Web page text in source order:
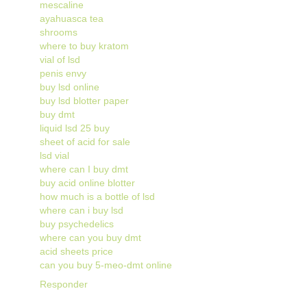
mescaline
ayahuasca tea
shrooms
where to buy kratom
vial of lsd
penis envy
buy lsd online
buy lsd blotter paper
buy dmt
liquid lsd 25 buy
sheet of acid for sale
lsd vial
where can I buy dmt
buy acid online blotter
how much is a bottle of lsd
where can i buy lsd
buy psychedelics
where can you buy dmt
acid sheets price
can you buy 5-meo-dmt online
Responder